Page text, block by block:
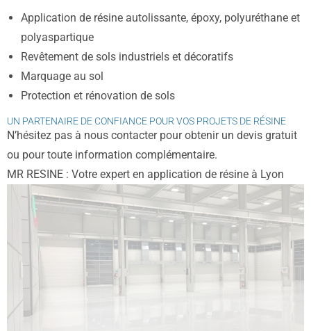
Application de résine autolissante, époxy, polyuréthane et
polyaspartique
Revêtement de sols industriels et décoratifs
Marquage au sol
Protection et rénovation de sols
UN PARTENAIRE DE CONFIANCE POUR VOS PROJETS DE RÉSINE
N’hésitez pas à nous contacter pour obtenir un devis gratuit
ou pour toute information complémentaire.
MR RESINE : Votre expert en application de résine à Lyon